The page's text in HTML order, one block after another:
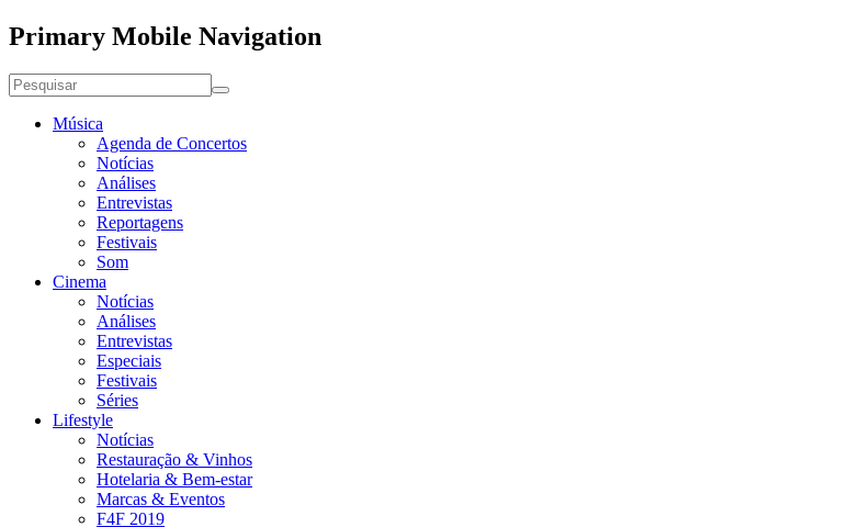
Primary Mobile Navigation
Música
Agenda de Concertos
Notícias
Análises
Entrevistas
Reportagens
Festivais
Som
Cinema
Notícias
Análises
Entrevistas
Especiais
Festivais
Séries
Lifestyle
Notícias
Restauração & Vinhos
Hotelaria & Bem-estar
Marcas & Eventos
F4F 2019